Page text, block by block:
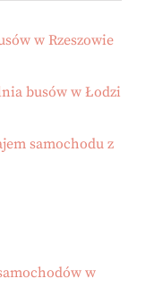
w Rzeszowie
busów w Łodzi
samochodu z
w